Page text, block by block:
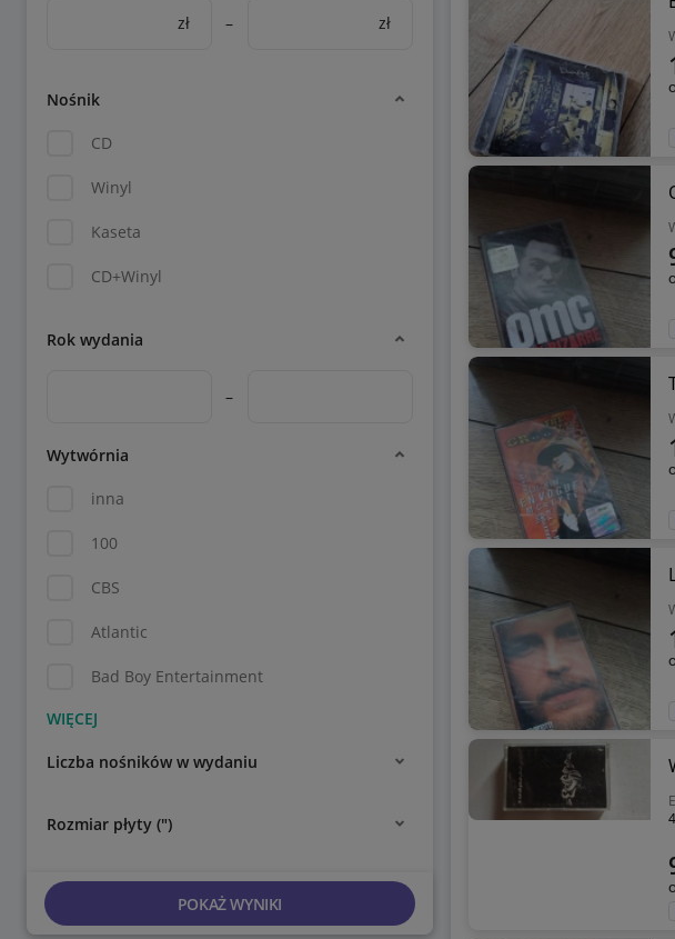
zł – zł
Nośnik
CD
Winyl
Kaseta
CD+Winyl
Rok wydania
–
Wytwórnia
inna
100
CBS
Atlantic
Bad Boy Entertainment
Liczba nośników w wydaniu
Rozmiar płyty (")
POKAŻ WYNIKI